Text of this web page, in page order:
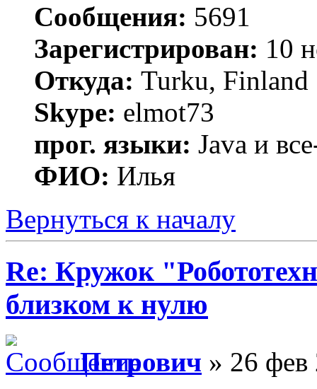
Сообщения: 5691
Зарегистрирован: 10
Откуда: Turku, Finland
Skype: elmot73
прог. языки: Java и
ФИО: Илья
Вернуться к началу
Re: Кружок
близком к нулю
Петрович » 26 фев